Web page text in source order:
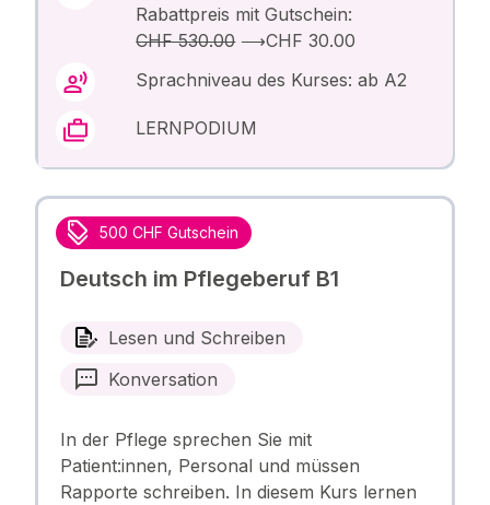
Rabattpreis mit Gutschein:
CHF 530.00⟶CHF 30.00
Sprachniveau des Kurses: ab A2
LERNPODIUM
500 CHF Gutschein
Deutsch im Pflegeberuf B1
Lesen und Schreiben
Konversation
In der Pflege sprechen Sie mit
Patient:innen, Personal und müssen
Rapporte schreiben. In diesem Kurs lernen